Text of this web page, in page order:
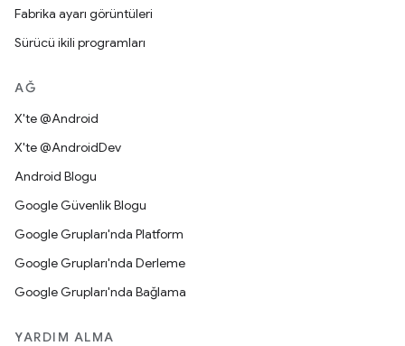
Fabrika ayarı görüntüleri
Sürücü ikili programları
AĞ
X'te @Android
X'te @AndroidDev
Android Blogu
Google Güvenlik Blogu
Google Grupları'nda Platform
Google Grupları'nda Derleme
Google Grupları'nda Bağlama
YARDIM ALMA